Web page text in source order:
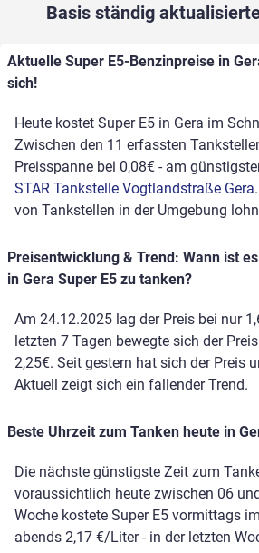
Basis ständig
Aktuelle Super E5-Benzinpreise in
sich!
Heute kostet Super E5 in Gera im
Zwischen den 11 erfassten
Preisspanne bei 0,08€ - am
STAR Tankstelle Vogtlandstraße Gera
von Tankstellen in der Umgebung
Preisentwicklung & Trend: Wann ist
in Gera Super E5 zu tanken?
Am 24.12.2025 lag der Preis bei nur
letzten 7 Tagen bewegte sich der
2,25€. Seit gestern hat sich der Preis
Aktuell zeigt sich ein fallender Trend.
Beste Uhrzeit zum Tanken heute in
Die nächste günstigste Zeit zum
voraussichtlich heute zwischen 06
Woche kostete Super E5 vormittags
abends 2,17 €/Liter - in der letzten